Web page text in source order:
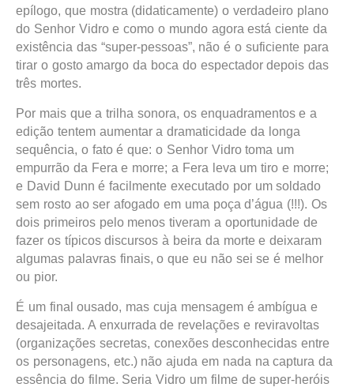
epílogo, que mostra (didaticamente) o verdadeiro plano
do Senhor Vidro e como o mundo agora está ciente da
existência das “super-pessoas”, não é o suficiente para
tirar o gosto amargo da boca do espectador depois das
três mortes.
Por mais que a trilha sonora, os enquadramentos e a
edição tentem aumentar a dramaticidade da longa
sequência, o fato é que: o Senhor Vidro toma um
empurrão da Fera e morre; a Fera leva um tiro e morre;
e David Dunn é facilmente executado por um soldado
sem rosto ao ser afogado em uma poça d’água (!!!). Os
dois primeiros pelo menos tiveram a oportunidade de
fazer os típicos discursos à beira da morte e deixaram
algumas palavras finais, o que eu não sei se é melhor
ou pior.
É um final ousado, mas cuja mensagem é ambígua e
desajeitada. A enxurrada de revelações e reviravoltas
(organizações secretas, conexões desconhecidas entre
os personagens, etc.) não ajuda em nada na captura da
essência do filme. Seria Vidro um filme de super-heróis